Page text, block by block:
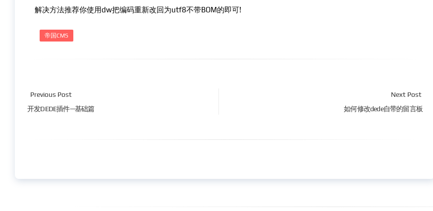
解决方法推荐你使用dw把编码重新改回为utf8不带BOM的即可!
帝国CMS
Previous Post
开发DEDE插件—基础篇
Next Post
如何修改dede自带的留言板